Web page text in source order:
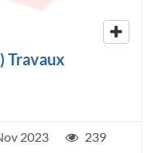
Travaux
2023
239